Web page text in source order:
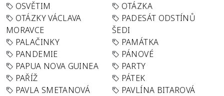
OSVĚTIM
OTÁZKA
OTÁZKY VÁCLAVA
MORAVCE
PADESÁT ODSTÍNŮ
ŠEDI
PALAČINKY
PAMÁTKA
PANDEMIE
PÁNOVÉ
PAPUA NOVA GUINEA
PARTY
PAŘÍŽ
PÁTEK
PAVLA SMETANOVÁ
PAVLÍNA BITAROVÁ